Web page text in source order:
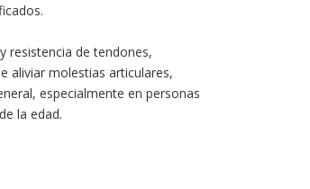
resistencia de tendones,
aliviar molestias articulares,
especialmente en personas
la edad.